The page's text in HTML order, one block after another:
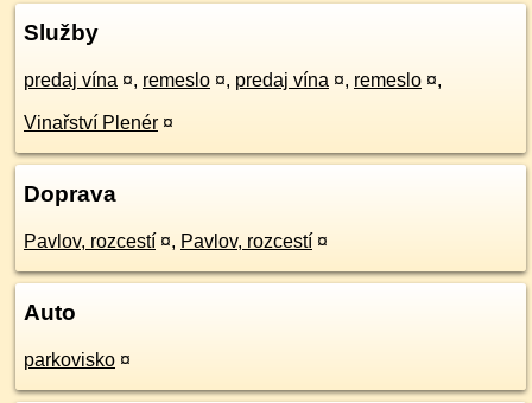
Služby
predaj vína ¤, remeslo ¤, predaj vína ¤, remeslo ¤,
Vinařství Plenér ¤
Doprava
Pavlov, rozcestí ¤, Pavlov, rozcestí ¤
Auto
parkovisko ¤